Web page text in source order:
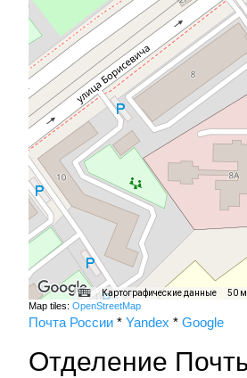
Картографические данные 50 м
Map tiles: OpenStreetMap
Почта России * Yandex * Google
Отделение